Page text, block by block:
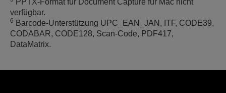
PPTX-Format für Document Capture für Mac nicht
verfügbar.
6 Barcode-Unterstützung UPC_EAN_JAN, ITF, CODE39,
CODABAR, CODE128, Scan-Code, PDF417,
DataMatrix.